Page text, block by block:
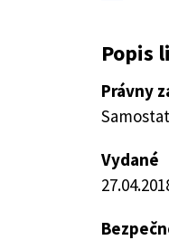
Popis
Právny
Vydané